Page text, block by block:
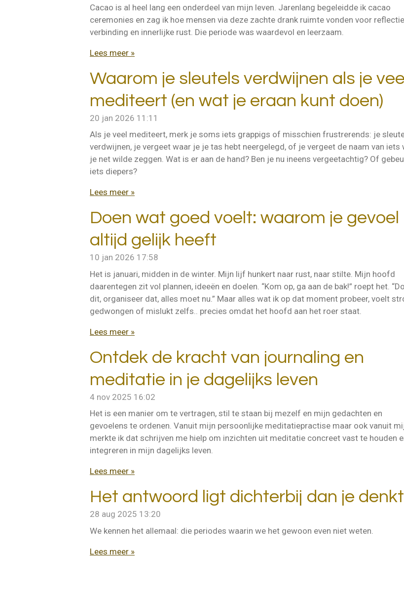
Cacao is al heel lang een onderdeel van mijn leven. Jarenlang begeleidde ik cacao
ceremonies en zag ik hoe mensen via deze zachte drank ruimte vonden voor
verbinding en innerlijke rust. Die periode was waardevol en leerzaam.
Lees meer »
Waarom je sleutels verdwijnen als je veel
mediteert (en wat je eraan kunt doen)
20 jan 2026 11:11
Als je veel mediteert, merk je soms iets grappigs of misschien frustrerends: je
verdwijnen, je vergeet waar je je tas hebt neergelegd, of je vergeet de naam van iets
je net wilde zeggen. Wat is er aan de hand? Ben je nu ineens vergeetachtig? Of
iets diepers?
Lees meer »
Doen wat goed voelt: waarom je gevoel
altijd gelijk heeft
10 jan 2026 17:58
Het is januari, midden in de winter. Mijn lijf hunkert naar rust, naar stilte. Mijn hoofd
daarentegen zit vol plannen, ideeën en doelen. “Kom op, ga aan de bak!” roept het.
dit, organiseer dat, alles moet nu.” Maar alles wat ik op dat moment probeer, voelt
gedwongen of mislukt zelfs.. precies omdat het hoofd aan het roer staat.
Lees meer »
Ontdek de kracht van journaling en
meditatie in je dagelijks leven
4 nov 2025 16:02
Het is een manier om te vertragen, stil te staan bij mezelf en mijn gedachten en
gevoelens te ordenen. Vanuit mijn persoonlijke meditatiepractise maar ook vanuit
merkte ik dat schrijven me hielp om inzichten uit meditatie concreet vast te houden
integreren in mijn dagelijks leven.
Lees meer »
Het antwoord ligt dichterbij dan je denkt
28 aug 2025 13:20
We kennen het allemaal: die periodes waarin we het gewoon even niet weten.
Lees meer »